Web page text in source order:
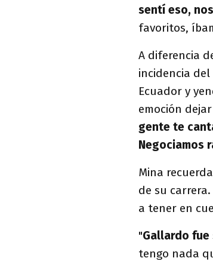
sentí eso,
favoritos,
A diferencia
incidencia del
Ecuador y
emoción
gente te
Negociamos
Mina
de su
a tener en
"Gallardo fue
tengo nada